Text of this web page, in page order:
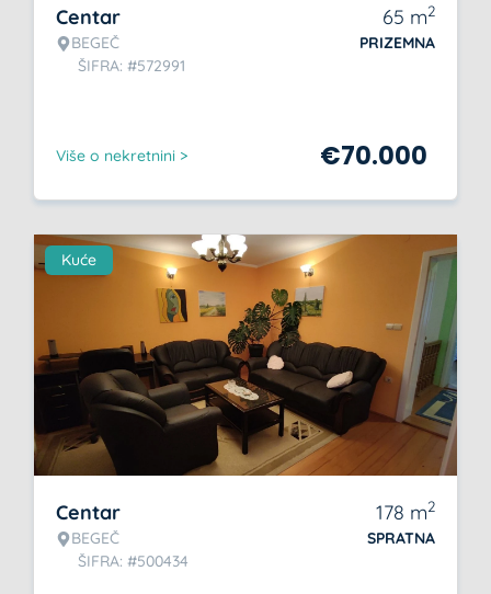
Centar
BEGEČ
ŠIFRA: #572991
65 m2
PRIZEMNA
Više o nekretnini > €70.000
Kuće
Centar
BEGEČ
ŠIFRA: #500434
178 m2
SPRATNA